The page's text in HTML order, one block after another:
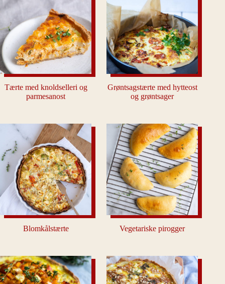
Tærte med knoldselleri og
parmesanost
Grøntsagstærte med hytteost
og grøntsager
Blomkålstærte Vegetariske pirogger